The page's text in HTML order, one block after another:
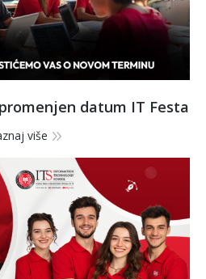
datum IT Festa
više